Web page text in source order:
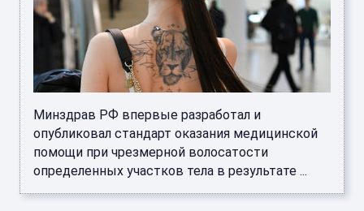
Минздрав РФ впервые разработал и
опубликовал стандарт оказания медицинской
помощи при чрезмерной волосатости
определенных участков тела в результате ...